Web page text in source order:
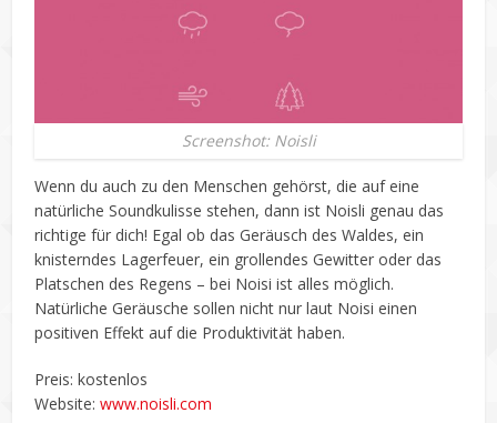
Screenshot: Noisli
Wenn du auch zu den Menschen gehörst, die auf eine
natürliche Soundkulisse stehen, dann ist Noisli genau das
richtige für dich! Egal ob das Geräusch des Waldes, ein
knisterndes Lagerfeuer, ein grollendes Gewitter oder das
Platschen des Regens – bei Noisi ist alles möglich.
Natürliche Geräusche sollen nicht nur laut Noisi einen
positiven Effekt auf die Produktivität haben.
Preis: kostenlos
Website:www.noisli.com